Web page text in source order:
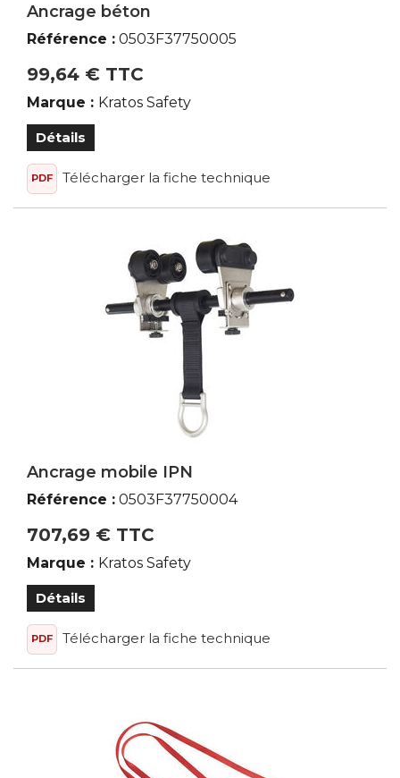
Harnais / Longes
Kits
Marque du produit
Kratos Safety
Ancrage béton
Référence : 0503F37750005
99,64 € TTC
Marque : Kratos Safety
Détails
PDF Télécharger la fiche technique
Ancrage mobile IPN
Référence : 0503F37750004
707,69 € TTC
Marque : Kratos Safety
Détails
PDF Télécharger la fiche technique